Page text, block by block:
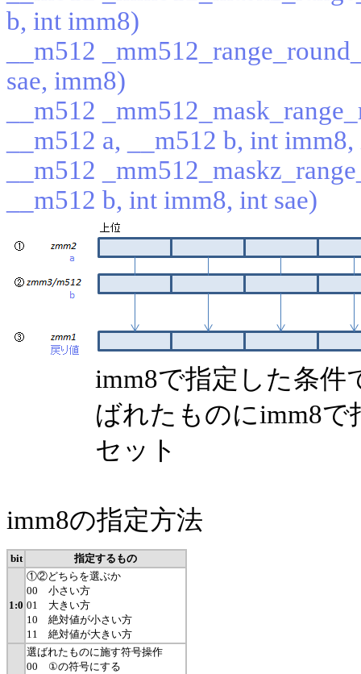
b, int imm8)
__m512
sae, imm8)
__m512
__m512 a, __m512 b, int
__m512
__m512 b, int imm8, int sae)
imm8で指定した条
ばれたものにimm8
セット
imm8の指定方法
bit 指定するもの
1:0
①②どちらを選ぶか
00 小さい方
01 大きい方
10 絶対値が小さい方
11 絶対値が大きい方
選ばれたものに施す符号操作
00 ①の符号にする